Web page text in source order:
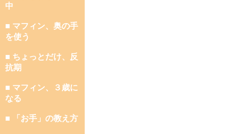
中
■ マフィン、奥の手
を使う
■ ちょっとだけ、反
抗期
■ マフィン、３歳に
なる
■ 「お手」の教え方